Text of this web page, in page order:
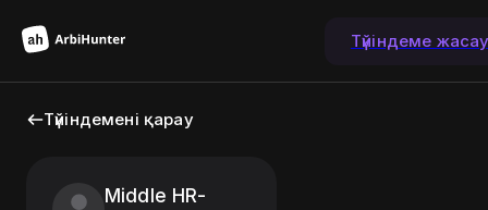
Түйіндеме
Түйіндемені қарау
Middle HR-